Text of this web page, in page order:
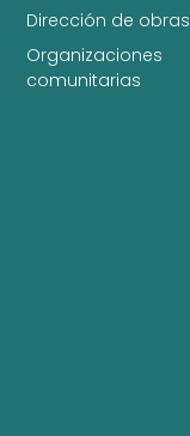
Dirección de obras
Organizaciones
comunitarias